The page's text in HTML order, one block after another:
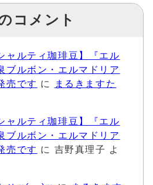
コメント
ャルティ珈琲豆】『エル
ブルボン・エルマドリア
売です に
まるきますた
ャルティ珈琲豆】『エル
ブルボン・エルマドリア
売です に 吉野真理子 よ